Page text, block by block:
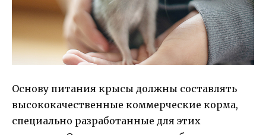
Основу питания крысы должны составлять
высококачественные коммерческие корма,
специально разработанные для этих